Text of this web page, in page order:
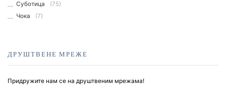
Суботица
(75)
Чока
(7)
ДРУШТВЕНЕ МРЕЖЕ
Придружите нам се на друштвеним мрежама!